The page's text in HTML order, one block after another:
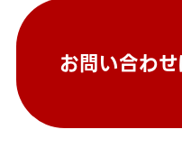
お問い合わせ